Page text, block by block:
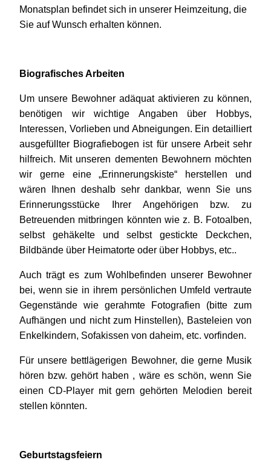
Monatsplan befindet sich in unserer Heimzeitung, die
Sie auf Wunsch erhalten können.
Biografisches Arbeiten
Um unsere Bewohner adäquat aktivieren zu können,
benötigen wir wichtige Angaben über Hobbys,
Interessen, Vorlieben und Abneigungen. Ein detailliert
ausgefüllter Biografiebogen ist für unsere Arbeit sehr
hilfreich. Mit unseren dementen Bewohnern möchten
wir gerne eine „Erinnerungskiste“ herstellen und
wären Ihnen deshalb sehr dankbar, wenn Sie uns
Erinnerungsstücke Ihrer Angehörigen bzw. zu
Betreuenden mitbringen könnten wie z. B. Fotoalben,
selbst gehäkelte und selbst gestickte Deckchen,
Bildbände über Heimatorte oder über Hobbys, etc..
Auch trägt es zum Wohlbefinden unserer Bewohner
bei, wenn sie in ihrem persönlichen Umfeld vertraute
Gegenstände wie gerahmte Fotografien (bitte zum
Aufhängen und nicht zum Hinstellen), Basteleien von
Enkelkindern, Sofakissen von daheim, etc. vorfinden.
Für unsere bettlägerigen Bewohner, die gerne Musik
hören bzw. gehört haben , wäre es schön, wenn Sie
einen CD-Player mit gern gehörten Melodien bereit
stellen könnten.
Geburtstagsfeiern